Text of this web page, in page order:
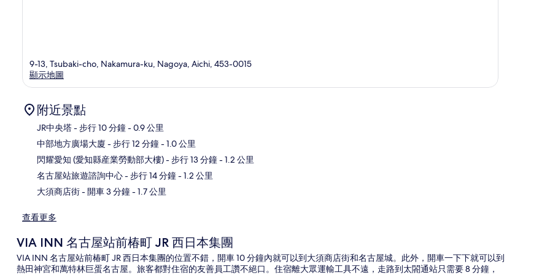
9-13, Tsubaki-cho, Nakamura-ku, Nagoya, Aichi, 453-0015
顯示地圖
附近景點
JR中央塔- 步行 10 分鐘- 0.9 公里
中部地方廣場大廈 - 步行 12 分鐘- 1.0 公里
閃耀愛知 (愛知縣産業勞動部大樓)- 步行 13 分鐘- 1.2 公里
名古屋站旅遊諮詢中心- 步行 14 分鐘- 1.2 公里
大須商店街- 開車 3 分鐘- 1.7 公里
查看更多
VIA INN 名古屋站前椿町 JR 西日本集團
VIA INN 名古屋站前椿町 JR 西日本集團的位置不錯，開車 10 分鐘內就可以到大須商店街和名古屋城。此外，開車一下下就可以到
熱田神宮和萬特林巨蛋名古屋。旅客都對住宿的友善員工讚不絕口。住宿離大眾運輸工具不遠，走路到太閤通站只需要 8 分鐘，